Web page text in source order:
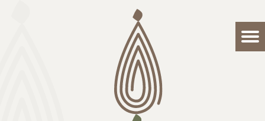
حساب کاربری من
تغییر گذر واژه